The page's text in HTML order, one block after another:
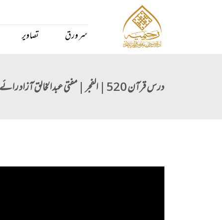
سر ورق تصاویر
درس قرآن 520 | الفجر | مفتی عبدالخالق آزاد رائے پوری